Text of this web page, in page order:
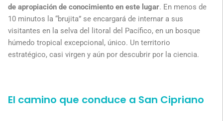
de apropiación de conocimiento en este lugar. En menos de
10 minutos la “brujita” se encargará de internar a sus
visitantes en la selva del litoral del Pacífico, en un bosque
húmedo tropical excepcional, único. Un territorio
estratégico, casi virgen y aún por descubrir por la ciencia.
El camino que conduce a San Cipriano